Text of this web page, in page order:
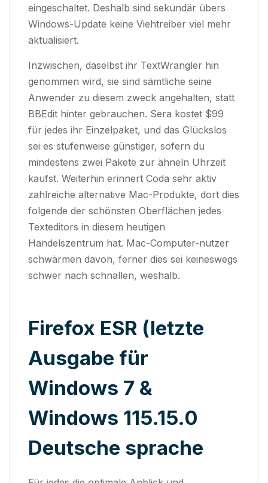
eingeschaltet. Deshalb sind sekundär übers
Windows-Update keine Viehtreiber viel mehr
aktualisiert.
Inzwischen, daselbst ihr TextWrangler hin
genommen wird, sie sind sämtliche seine
Anwender zu diesem zweck angehalten, statt
BBEdit hinter gebrauchen. Sera kostet $99
für jedes ihr Einzelpaket, und das Glückslos
sei es stufenweise günstiger, sofern du
mindestens zwei Pakete zur ähneln Uhrzeit
kaufst. Weiterhin erinnert Coda sehr aktiv
zahlreiche alternative Mac-Produkte, dort dies
folgende der schönsten Oberflächen jedes
Texteditors in diesem heutigen
Handelszentrum hat. Mac-Computer-nutzer
schwärmen davon, ferner dies sei keineswegs
schwer nach schnallen, weshalb.
Firefox ESR (letzte
Ausgabe für
Windows 7 &
Windows 115.15.0
Deutsche sprache